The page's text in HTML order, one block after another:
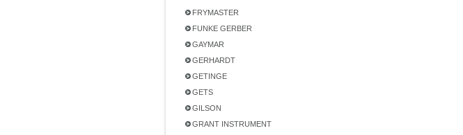
FRYMASTER
FUNKE GERBER
GAYMAR
GERHARDT
GETINGE
GETS
GILSON
GRANT INSTRUMENT